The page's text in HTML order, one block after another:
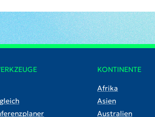
KONTINENTE
Afrika
Asien
Australien